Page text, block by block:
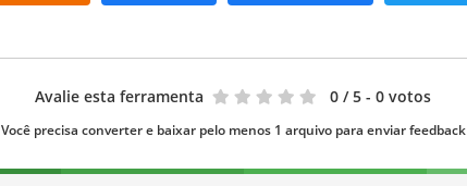
Avalie esta ferramenta 0 / 5 - 0 votos
Você precisa converter e baixar pelo menos 1 arquivo para enviar feedback